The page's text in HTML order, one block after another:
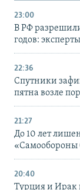
23:00
В РФ
годов:
22:36
Спутники
пятна возле
21:27
До 10 лет
«Самообороны
20:40
Турция и Ирак